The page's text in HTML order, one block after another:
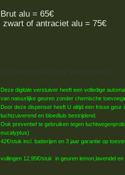
Brut alu = 65€
zwart of antraciet alu = 75€
Deze digitale verstuiver heeft een volledige
van natuurlijke geuren zonder chemische
Door deze dispenser heeft U altijd een frisse geur
luchtzuiverend en bloedluis bestrijdend.
Ook preventief te gebruiken tegen
eucalyptus)
42€/stuk incl. batterijen en 3 jaar garantie op
vullingen 12,95€/stuk in geuren lemon,lavendel en